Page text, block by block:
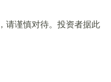
谨慎对待。投资者据此